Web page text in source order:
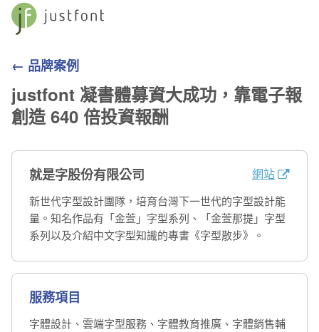
← 品牌案例
justfont 凝書體募資大成功，靠電子報
創造 640 倍投資報酬
就是字股份有限公司 網站
新世代字型設計團隊，培育台灣下一世代的字型設計能
量。知名作品有「金萱」字型系列、「金萱那提」字型
系列以及介紹中文字型知識的專書《字型散步》。
服務項目
字體設計、雲端字型服務、字體教育推廣、字體銷售輔